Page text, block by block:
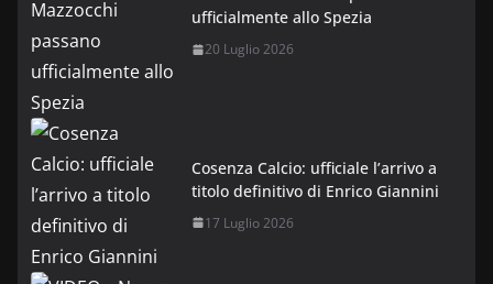
ufficialmente allo Spezia
20 Luglio 2026
Cosenza Calcio: ufficiale l’arrivo a
titolo definitivo di Enrico Giannini
17 Luglio 2026